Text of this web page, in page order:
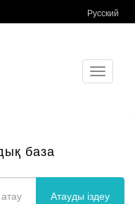
Русский
Toggle
база
Атауды іздеу